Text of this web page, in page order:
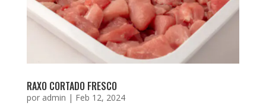
RAXO CORTADO FRESCO
por admin | Feb 12, 2024